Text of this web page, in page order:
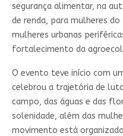
segurança alimentar, na
de renda, para mulheres
mulheres urbanas
fortalecimento da
O evento teve início com
celebrou a trajetória de
campo, das águas e das
solenidade, além das
movimento está